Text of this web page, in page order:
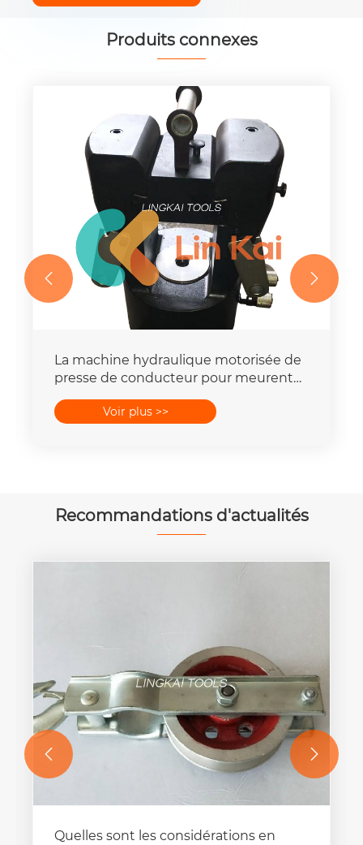
Produits connexes
La machine hydraulique motorisée de
presse de conducteur pour meurent
place la capacité de la force 16-
400mm2 de 25T-300T
Voir plus >>
 
Recommandations d'actualités
Quelles sont les considérations en
 